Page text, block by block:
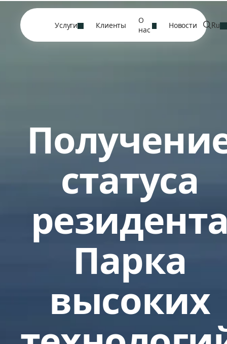
Услуги Клиенты
О
нас
Новости Ru
статуса
Парка
высоких